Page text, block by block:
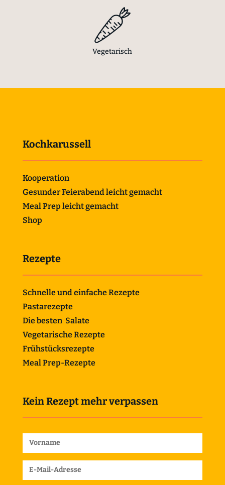
Vegetarisch
Kochkarussell
Kooperation
Gesunder Feierabend leicht gemacht
Meal Prep leicht gemacht
Shop
Rezepte
Schnelle und einfache Rezepte
Pastarezepte
Die besten Salate
Vegetarische Rezepte
Frühstücksrezepte
Meal Prep-Rezepte
Kein Rezept mehr verpassen